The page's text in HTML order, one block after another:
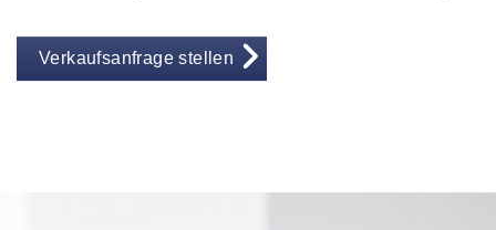
Verkaufsanfrage stellen